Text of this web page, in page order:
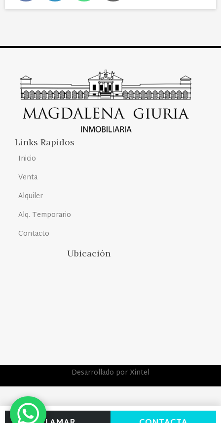
Links Rapidos
Inicio
Venta
Alquiler
Alq. Temporario
Contacto
Ubicación
Desarrollado por Xintel